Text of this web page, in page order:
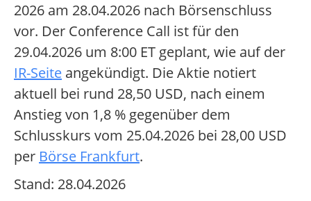
2026 am 28.04.2026 nach Börsenschluss
vor. Der Conference Call ist für den
29.04.2026 um 8:00 ET geplant, wie auf der
IR-Seite angekündigt. Die Aktie notiert
aktuell bei rund 28,50 USD, nach einem
Anstieg von 1,8 % gegenüber dem
Schlusskurs vom 25.04.2026 bei 28,00 USD
per Börse Frankfurt.
Stand: 28.04.2026